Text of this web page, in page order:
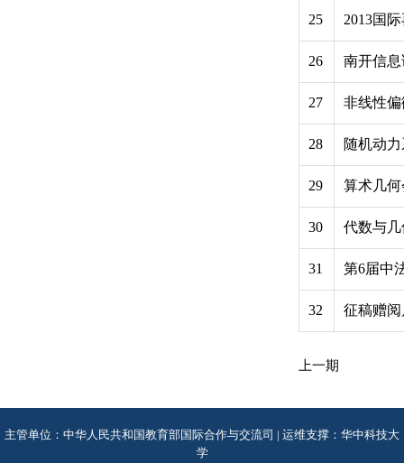
25 2013国
26 南开信
27 非线性
28 随机动
29 算术几
30 代数与
31 第6届中
32 征稿赠
上一期
主管单位：中华人民共和国教育部国际合作与交流司 | 运维支撑：华中科技大
学